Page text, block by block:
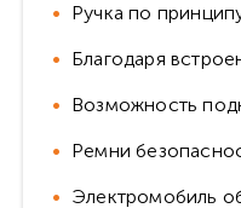
Ручка по
Благодаря
Возможность
Ремни
Электромобиль